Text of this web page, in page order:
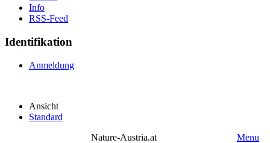
Info
RSS-Feed
Identifikation
Anmeldung
Ansicht
Standard
Nature-Austria.at
Menu